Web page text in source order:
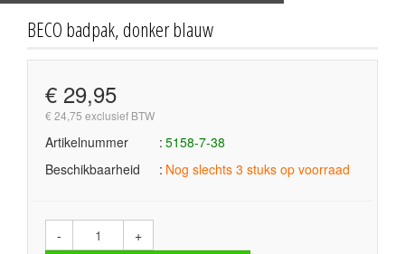
BECO badpak, donker blauw
€ 29,95
€ 24,75 exclusief BTW
Artikelnummer
5158-7-38
Beschikbaarheid
Nog slechts 3 stuks op voorraad
-
+